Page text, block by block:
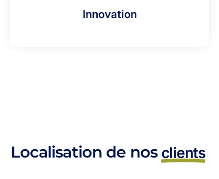
Innovation
Localisation de nos clients